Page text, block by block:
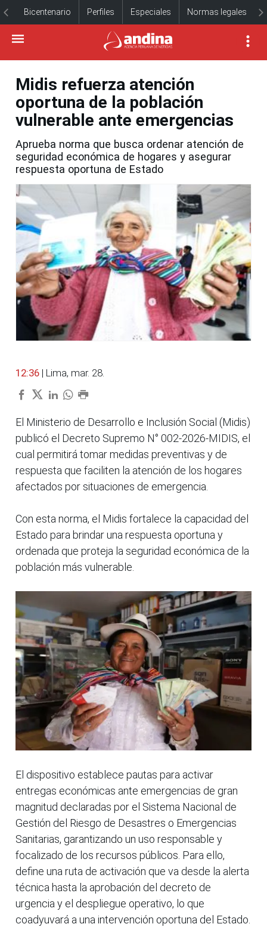
Bicentenario Perfiles Especiales Normas legales
Midis refuerza atención
oportuna de la población
vulnerable ante emergencias
Aprueba norma que busca ordenar atención de
seguridad económica de hogares y asegurar
respuesta oportuna de Estado
12:36 | Lima, mar. 28.
El Ministerio de Desarrollo e Inclusión Social (Midis)
publicó el Decreto Supremo N° 002-2026-MIDIS, el
cual permitirá tomar medidas preventivas y de
respuesta que faciliten la atención de los hogares
afectados por situaciones de emergencia.
Con esta norma, el Midis fortalece la capacidad del
Estado para brindar una respuesta oportuna y
ordenada que proteja la seguridad económica de la
población más vulnerable.
El dispositivo establece pautas para activar
entregas económicas ante emergencias de gran
magnitud declaradas por el Sistema Nacional de
Gestión del Riesgo de Desastres o Emergencias
Sanitarias, garantizando un uso responsable y
focalizado de los recursos públicos. Para ello,
define una ruta de activación que va desde la alerta
técnica hasta la aprobación del decreto de
urgencia y el despliegue operativo, lo que
coadyuvará a una intervención oportuna del Estado.